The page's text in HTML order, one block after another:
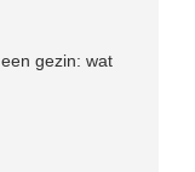
gezin: wat